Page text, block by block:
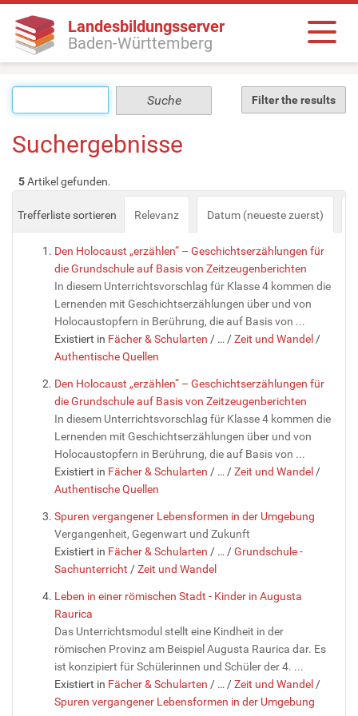
Landesbildungsserver
Baden-Württemberg
Filter the results
Suchergebnisse
5Artikel gefunden.
Trefferliste sortieren Relevanz Datum (neueste zuerst)
Den Holocaust „erzählen“ – Geschichtserzählungen für
die Grundschule auf Basis von Zeitzeugenberichten
In diesem Unterrichtsvorschlag für Klasse 4 kommen die
Lernenden mit Geschichtserzählungen über und von
Holocaustopfern in Berührung, die auf Basis von ...
Existiert in Fächer & Schularten / … /Zeit und Wandel /
Authentische Quellen
Den Holocaust „erzählen“ – Geschichtserzählungen für
die Grundschule auf Basis von Zeitzeugenberichten
In diesem Unterrichtsvorschlag für Klasse 4 kommen die
Lernenden mit Geschichtserzählungen über und von
Holocaustopfern in Berührung, die auf Basis von ...
Existiert in Fächer & Schularten / … /Zeit und Wandel /
Authentische Quellen
Spuren vergangener Lebensformen in der Umgebung
Vergangenheit, Gegenwart und Zukunft
Existiert in Fächer & Schularten / … /Grundschule -
Sachunterricht /Zeit und Wandel
Leben in einer römischen Stadt - Kinder in Augusta
Raurica
Das Unterrichtsmodul stellt eine Kindheit in der
römischen Provinz am Beispiel Augusta Raurica dar. Es
ist konzipiert für Schülerinnen und Schüler der 4. ...
Existiert in Fächer & Schularten / … /Zeit und Wandel /
Spuren vergangener Lebensformen in der Umgebung